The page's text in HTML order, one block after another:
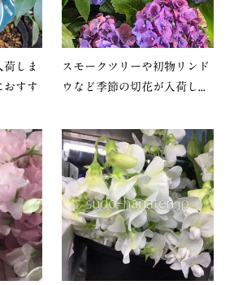
しま
おすす
スモークツリーや初物リンド
ウなど季節の切花が入荷し...